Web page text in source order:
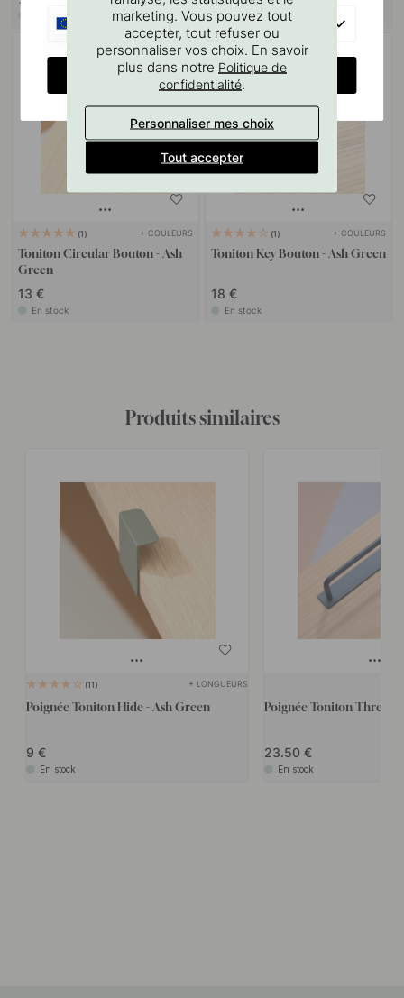
En stock En stock
1 + COULEURS
Toniton Circular Bouton - Ash
Green
13 €
En stock
1 + COULEURS
Toniton Key Bouton - Ash Green
18 €
En stock
Produits similaires
11 + LONGUEURS
Poignée Toniton Hide - Ash Green
9
En stock
Poignée Toniton Thread
23.50
En stock
marketing. Vous pouvez tout
accepter, tout refuser ou
personnaliser vos choix. En savoir
plus dans notre Politique de
confidentialité.
Personnaliser mes choix
Tout accepter
CHANGE COUNTRY